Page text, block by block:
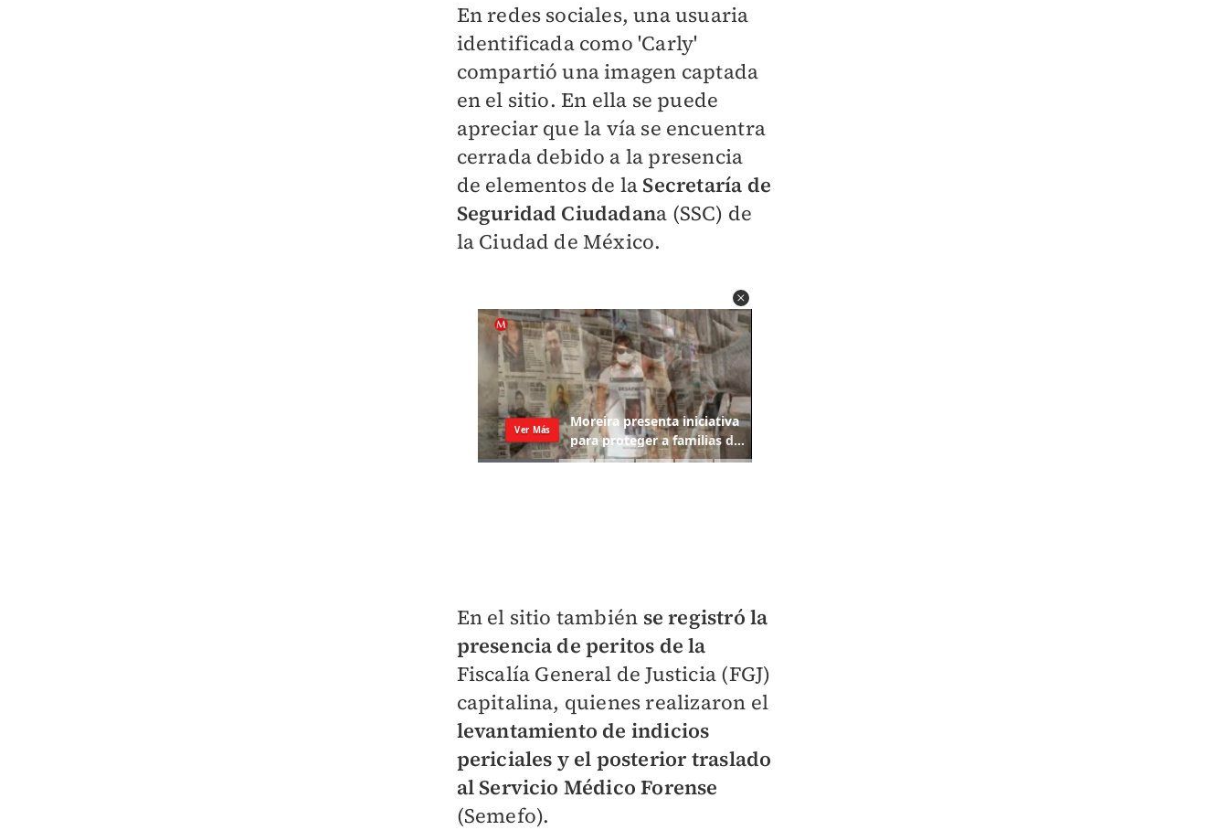
En redes sociales, una usuaria
identificada como 'Carly'
compartió una imagen captada
en el sitio. En ella se puede
apreciar que la vía se encuentra
cerrada debido a la presencia
de elementos de la Secretaría de
Seguridad Ciudadana (SSC) de
la Ciudad de México.
En el sitio también se registró la
presencia de peritos de la
Fiscalía General de Justicia (FGJ)
capitalina, quienes realizaron el
levantamiento de indicios
periciales y el posterior traslado
al Servicio Médico Forense
(Semefo).